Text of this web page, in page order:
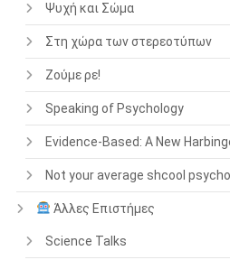
Ψυχή και Σώμα
Στη χώρα των στερεοτύπων
Ζούμε ρε!
Speaking of Psychology
Evidence-Based: A New
Not your average shcool
Άλλες Επιστήμες
Science Talks